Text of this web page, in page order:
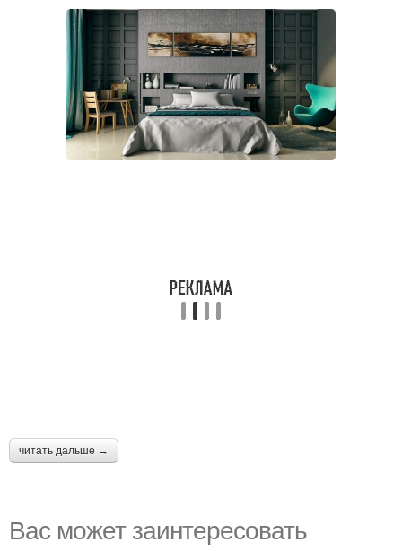
читать дальше →
Вас может заинтересовать